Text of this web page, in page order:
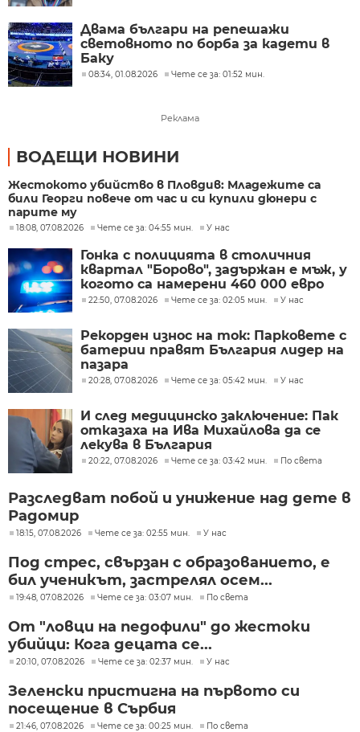
Двама българи на репешажи
световното по борба за кадети в
Баку
08:34, 01.08.2026 Чете се за: 01:52 мин.
Реклама
ВОДЕЩИ НОВИНИ
Жестокото убийство в Пловдив: Младежите са
били Георги повече от час и си купили дюнери с
парите му
18:08, 07.08.2026 Чете се за: 04:55 мин. У нас
Гонка с полицията в столичния
квартал "Борово", задържан е мъж, у
когото са намерени 460 000 евро
22:50, 07.08.2026 Чете се за: 02:05 мин. У нас
Рекорден износ на ток: Парковете с
батерии правят България лидер на
пазара
20:28, 07.08.2026 Чете се за: 05:42 мин. У нас
И след медицинско заключение: Пак
отказаха на Ива Михайлова да се
лекува в България
20:22, 07.08.2026 Чете се за: 03:42 мин. По света
Разследват побой и унижение над дете в
Радомир
18:15, 07.08.2026 Чете се за: 02:55 мин. У нас
Под стрес, свързан с образованието, е
бил ученикът, застрелял осем...
19:48, 07.08.2026 Чете се за: 03:07 мин. По света
От "ловци на педофили" до жестоки
убийци: Кога децата се...
20:10, 07.08.2026 Чете се за: 02:37 мин. У нас
Зеленски пристигна на първото си
посещение в Сърбия
21:46, 07.08.2026 Чете се за: 00:25 мин. По света